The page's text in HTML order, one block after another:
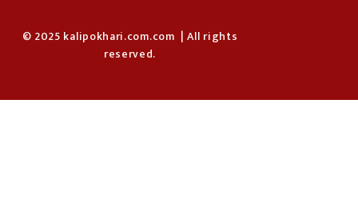
© 2025 kalipokhari.com.com | All rights
reserved.